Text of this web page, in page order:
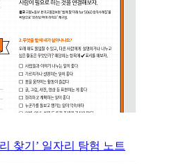
찾기’ 일자리 탐험 노트